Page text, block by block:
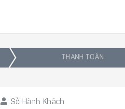
THANH TOÁN
Số Hành Khách